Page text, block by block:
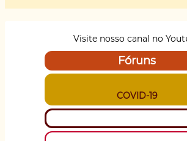
Visite nosso canal no
Fóruns
COVID-19